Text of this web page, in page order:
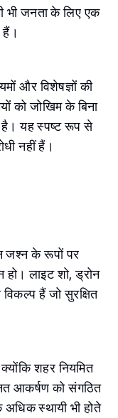
भी जनता के लिए एक
हैं।
और विशेषज्ञों की
को जोखिम के बिना
है। यह स्पष्ट रूप से
नहीं हैं।
जश्न के रूपों पर
हो। लाइट शो, ड्रोन
हैं जो सुरक्षित
शहर नियमित
आकर्षण को संगठित
स्थायी भी होते